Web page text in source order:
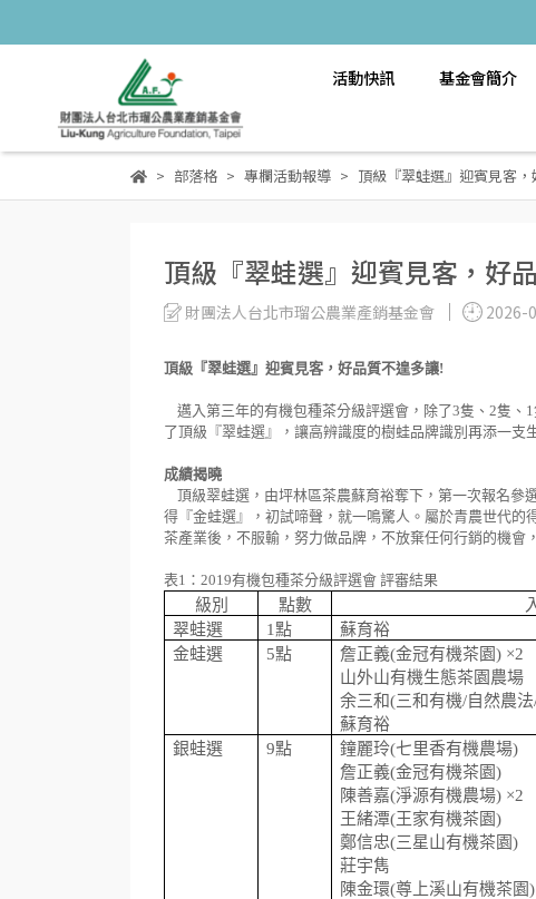
活動快訊 基金會簡介
部落格 專欄活動報導 頂級『翠蛙選』迎賓見客
頂級『翠蛙選』迎賓見客，好
財團法人台北市瑠公農業產銷基金會 2026-
頂級『翠蛙選』迎賓見客，好品質不遑多讓!
邁入第三年的有機包種茶分級評選會，除了3隻、2隻、
了頂級『翠蛙選』，讓高辨識度的樹蛙品牌識別再添一支
成績揭曉
頂級翠蛙選，由坪林區茶農蘇育裕奪下，第一次報名參
得『金蛙選』，初試啼聲，就一鳴驚人。屬於青農世代的
茶產業後，不服輸，努力做品牌，不放棄任何行銷的機會
表1：2019有機包種茶分級評選會 評審結果
級別 點數
翠蛙選
1點
蘇育裕
金蛙選
5點 詹正義(金冠有機茶園) ×2
山外山有機生態茶園農場
余三和(三和有機/自然農法
蘇育裕
銀蛙選
9點 鐘麗玲(七里香有機農場)
詹正義(金冠有機茶園)
陳善嘉(淨源有機農場) ×2
王緒潭(王家有機茶園)
鄭信忠(三星山有機茶園)
莊宇雋
陳金環(尊上溪山有機茶園)